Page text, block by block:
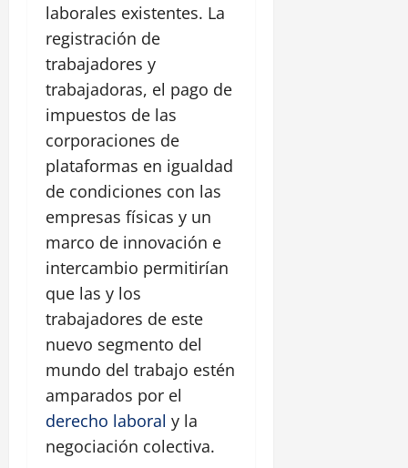
laborales existentes. La
registración de
trabajadores y
trabajadoras, el pago de
impuestos de las
corporaciones de
plataformas en igualdad
de condiciones con las
empresas físicas y un
marco de innovación e
intercambio permitirían
que las y los
trabajadores de este
nuevo segmento del
mundo del trabajo estén
amparados por el
derecho laboral y la
negociación colectiva.